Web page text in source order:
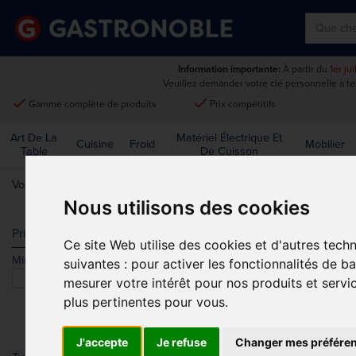
Nous utilisons des cookies
Ce site Web utilise des cookies et d'autres
suivantes : pour activer les fonctionnalités de
mesurer votre intérêt pour nos produits et
plus pertinentes pour vous.
J'accepte Je refuse Changer mes
Information importante: À partir du 1er
Veuillez demander votre clé personnelle à
done Gamme complète de produits done Prix compétitifs
Art De La
Table
Cuisine Froid
Matériel Électrique Et
De Cuisson
Mobilier
Vous êtes ici:
Prix
Min. Max.
Trier par